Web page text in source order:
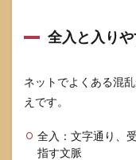
一般
選抜
やる
べき
の順
番
全入と入り
ネットでよくある混
えです。
全入：文字通り、
指す文脈